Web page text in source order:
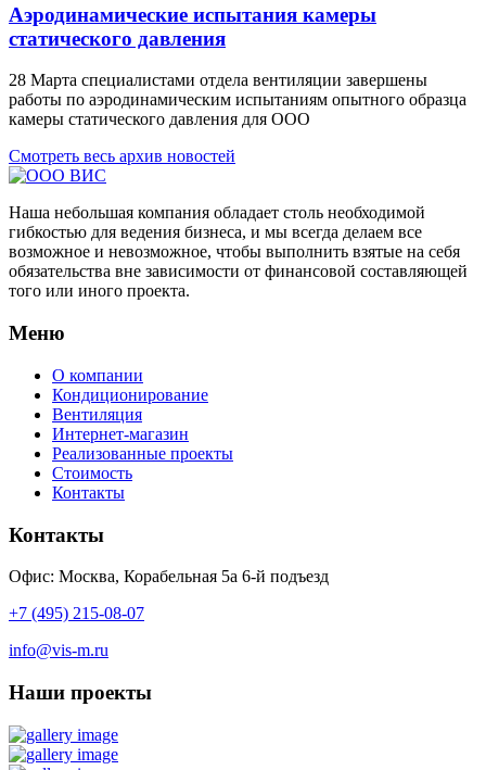
Аэродинамические испытания камеры
статического давления
28 Марта специалистами отдела вентиляции завершены
работы по аэродинамическим испытаниям опытного образца
камеры статического давления для ООО
Смотреть весь архив новостей
Наша небольшая компания обладает столь необходимой
гибкостью для ведения бизнеса, и мы всегда делаем все
возможное и невозможное, чтобы выполнить взятые на себя
обязательства вне зависимости от финансовой составляющей
того или иного проекта.
Меню
О компании
Кондиционирование
Вентиляция
Интернет-магазин
Реализованные проекты
Стоимость
Контакты
Контакты
Офис: Москва, Корабельная 5а 6-й подъезд
+7 (495) 215-08-07
info@vis-m.ru
Наши проекты